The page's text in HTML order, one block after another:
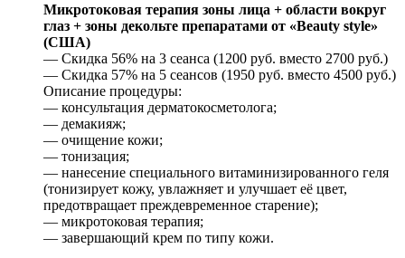
Микротоковая терапия зоны лица + области вокруг
глаз + зоны декольте препаратами от «Beauty style»
(США)
— Скидка 56% на 3 сеанса (1200 руб. вместо 2700 руб.)
— Скидка 57% на 5 сеансов (1950 руб. вместо 4500 руб.)
Описание процедуры:
— консультация дерматокосметолога;
— демакияж;
— очищение кожи;
— тонизация;
— нанесение специального витаминизированного геля
(тонизирует кожу, увлажняет и улучшает её цвет,
предотвращает преждевременное старение);
— микротоковая терапия;
— завершающий крем по типу кожи.